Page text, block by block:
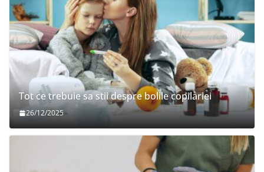
Tot ce trebuie sa stii despre bolile copilariei
26/12/2025